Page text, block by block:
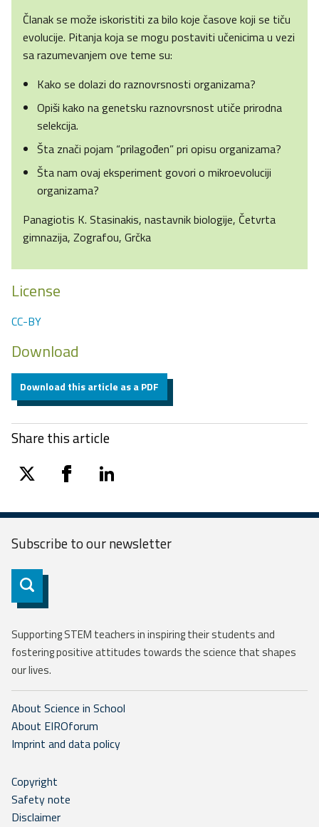
Članak se može iskoristiti za bilo koje časove koji se tiču
evolucije. Pitanja koja se mogu postaviti učenicima u vezi
sa razumevanjem ove teme su:
Kako se dolazi do raznovrsnosti organizama?
Opiši kako na genetsku raznovrsnost utiče prirodna
selekcija.
Šta znači pojam “prilagođen” pri opisu organizama?
Šta nam ovaj eksperiment govori o mikroevoluciji
organizama?
Panagiotis K. Stasinakis, nastavnik biologije, Četvrta
gimnazija, Zografou, Grčka
License
CC-BY
Download
Download this article as a PDF
Share this article
twitter facebooklinkedin
Subscribe to ournewsletter
Subscribe
Supporting STEM teachers in inspiring their students and
fostering positive attitudes towards the science that shapes
our lives.
About Science in School
About EIROforum
Imprint and data policy
Copyright
Safety note
Disclaimer